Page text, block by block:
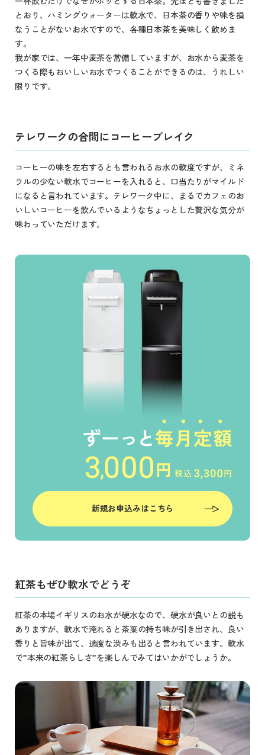
とおり、ハミングウォーターは軟水で、日本茶の香りや味を損
なうことがないお水ですので、各種日本茶を美味しく飲めま
す。
我が家では、一年中麦茶を常備していますが、お水から麦茶を
つくる際もおいしいお水でつくることができるのは、うれしい
限りです。
テレワークの合間にコーヒーブレイク
コーヒーの味を左右するとも言われるお水の軟度ですが、ミネ
ラルの少ない軟水でコーヒーを入れると、口当たりがマイルド
になると言われています。テレワーク中に、まるでカフェのお
いしいコーヒーを飲んでいるようなちょっとした贅沢な気分が
味わっていただけます。
新規お申込みはこちら
紅茶もぜひ軟水でどうぞ
紅茶の本場イギリスのお水が硬水なので、硬水が良いとの説も
ありますが、軟水で淹れると茶葉の持ち味が引き出され、良い
香りと旨味が出て、適度な渋みも出ると言われています。軟水
で”本来の紅茶らしさ”を楽しんでみてはいかがでしょうか。